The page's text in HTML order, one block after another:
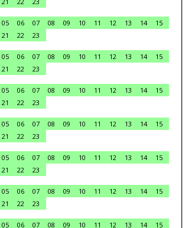
05 06 07 08 09 10 11 12 13 14
15
21 22
23
05 06 07 08 09 10 11 12 13 14
15
21 22
23
05 06 07 08 09 10 11 12 13 14
15
21 22
23
05 06 07 08 09 10 11 12 13 14
15
21 22
23
05 06 07 08 09 10 11 12 13 14
15
21 22
23
05 06 07 08 09 10 11 12 13 14
15
21 22
23
05 06 07 08 09 10 11 12 13 14
15